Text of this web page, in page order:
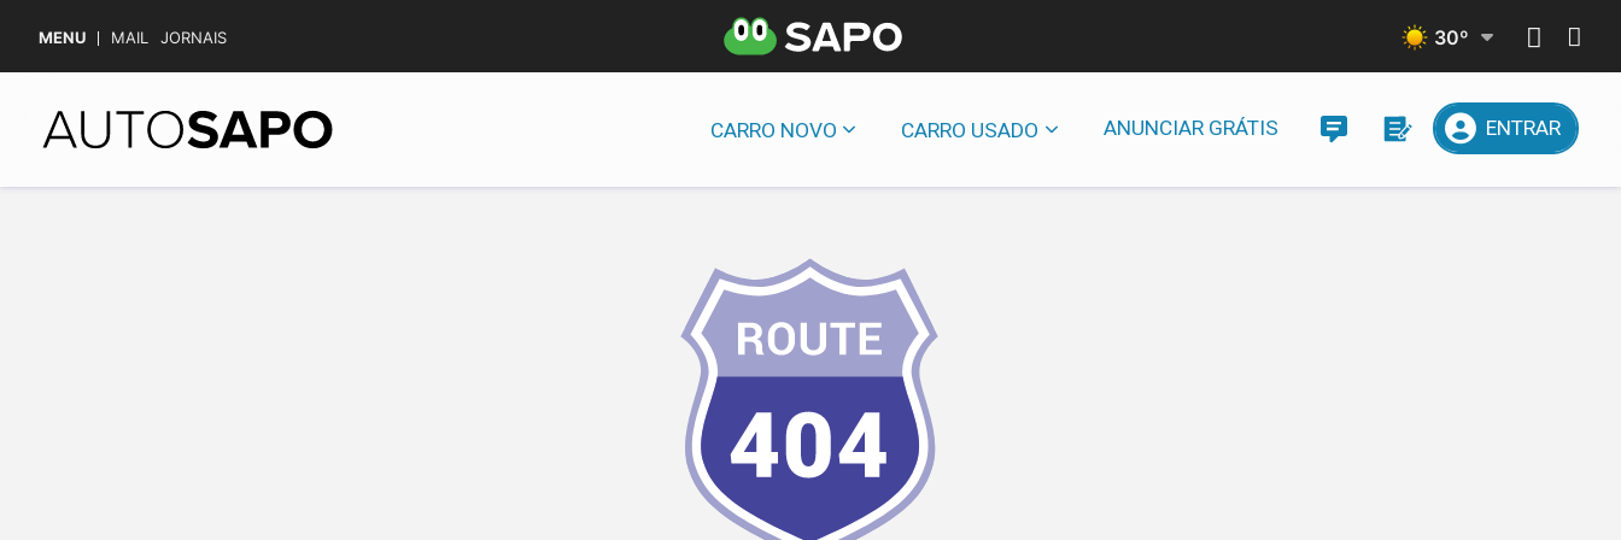
MENU MAIL JORNAIS 30º
CARRO NOVO CARRO USADO ANUNCIAR GRÁTIS ENTRAR